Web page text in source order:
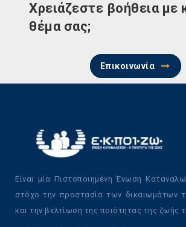
Χρειάζεστε βοήθεια με
θέμα σας;
Επικοινωνία
Είναι μία Πιστοποιημένη Ένωση
στόχο την προστασία των δικαιωμάτων
και την βελτίωση της ποιότητας της ζωής